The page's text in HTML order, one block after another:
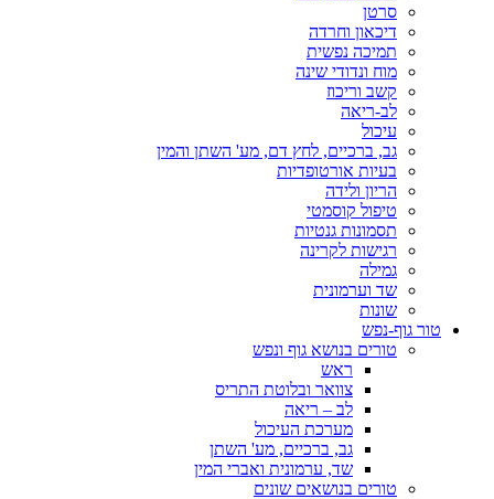
סרטן
דיכאון וחרדה
תמיכה נפשית
מוח ונדודי שינה
קשב וריכוז
לב-ריאה
עיכול
גב, ברכיים, לחץ דם, מע' השתן והמין
בעיות אורטופדיות
הריון ולידה
טיפול קוסמטי
תסמונות גנטיות
רגישות לקרינה
גמילה
שד וערמונית
שונות
טור גוף-נפש
טורים בנושא גוף ונפש
ראש
צוואר ובלוטת התריס
לב – ריאה
מערכת העיכול
גב, ברכיים, מע' השתן
שד, ערמונית ואברי המין
טורים בנושאים שונים